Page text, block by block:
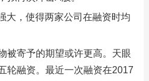
大，使得两家公司在融资时均
被寄予的期望或许更高。天眼
轮融资。最近一次融资在2017